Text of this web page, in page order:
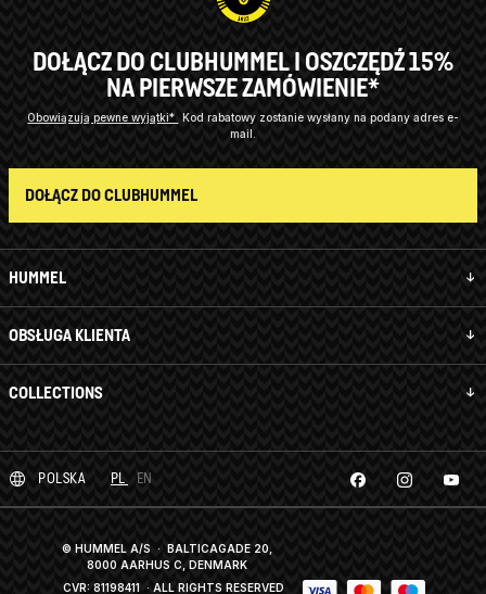
HUMMEL
OBSŁUGA KLIENTA
COLLECTIONS
DOŁĄCZ DO CLUBHUMMEL I OSZCZĘDŹ 15%
NA PIERWSZE ZAMÓWIENIE*
Obowiązują pewne wyjątki* Kod rabatowy zostanie wysłany na podany adres e-
mail.
DOŁĄCZ DO CLUBHUMMEL
POLSKA PL EN
© HUMMEL A/S · BALTICAGADE 20,
8000 AARHUS C, DENMARK
CVR: 81198411 · ALL RIGHTS RESERVED